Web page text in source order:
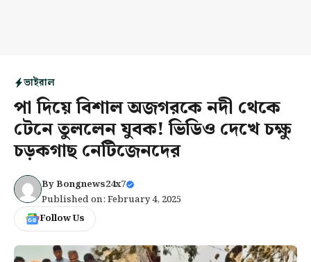
ভাইরাল
পা দিয়ে বিশাল অজগরকে নদী থেকে
টেনে তুললেন যুবক! ভিডিও দেখে চক্ষু
চড়কগাছ নেটিজেনদের
ByBongnews24x7
Published on: February 4, 2025
Follow Us